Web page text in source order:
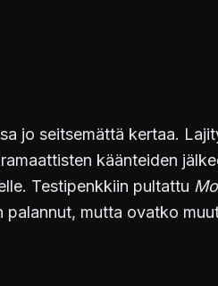
jo seitsemättä kertaa.
käänteiden
Testipenkkiin pultattu
palannut, mutta ovatko